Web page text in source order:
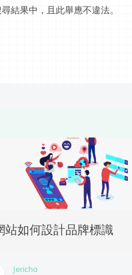
結果中，且此舉應不違法。
站如何設計品牌標識
Jericho